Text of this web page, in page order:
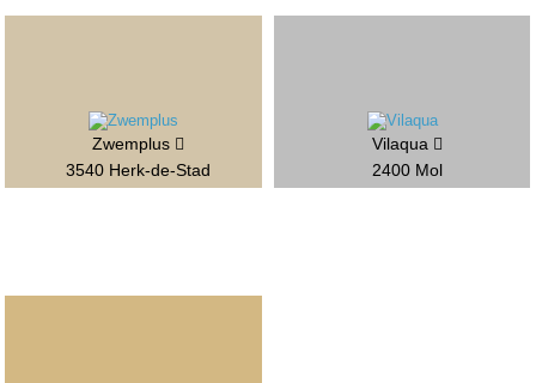
Zwemplus
3540 Herk-de-Stad
Vilaqua
2400 Mol